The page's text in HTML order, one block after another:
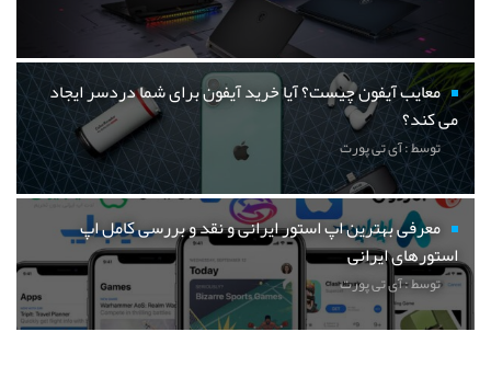
معایب آیفون چیست؟ آیا خرید آیفون برای شما دردسر ایجاد
می کند؟
توسط : آی تی پورت
معرفی بهترین اپ استور ایرانی و نقد و بررسی کامل اپ
استورهای ایرانی
توسط : آی تی پورت